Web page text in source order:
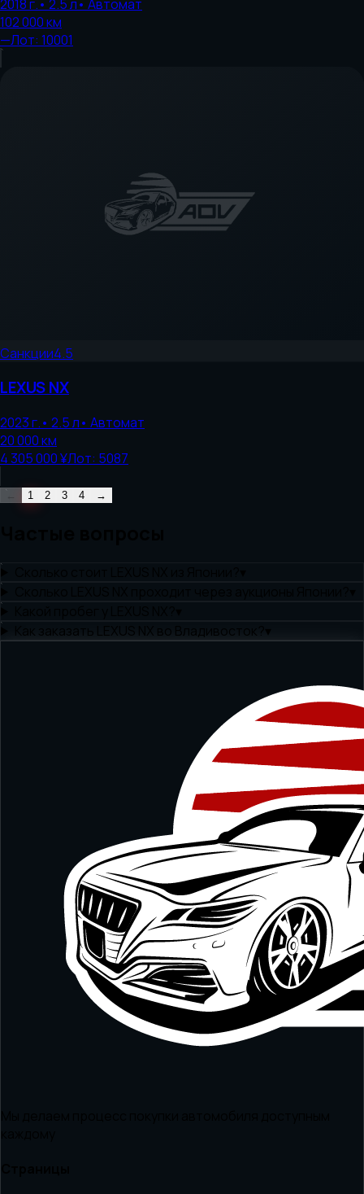
2018г.• 2.5л• Автомат
102 000км
—Лот: 10001
Санкции4.5
LEXUSNX
2023г.• 2.5л• Автомат
20 000км
4 305 000 ¥Лот: 5087
1 2 3 4 →
Как заказать LEXUS NX во Владивосток?▾